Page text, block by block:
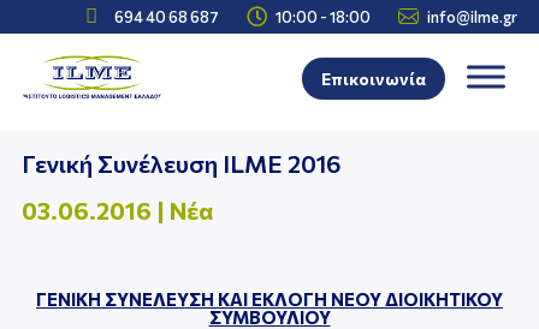
 694 40 68 687  10:00 - 18:00  info@ilme.gr
Επικοινωνία
Γενική Συνέλευση ILME 2016
03.06.2016 | Νέα
ΓΕΝΙΚΗ ΣΥΝΕΛΕΥΣΗ ΚΑΙ ΕΚΛΟΓΗ ΝΕΟΥ ΔΙΟΙΚΗΤΙΚΟΥ
ΣΥΜΒΟΥΛΙΟΥ